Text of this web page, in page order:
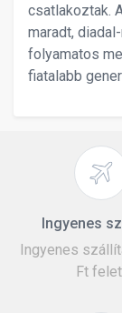
csatlakoztak.
maradt,
folyamatos
fiatalabb
Ingyenes
Ingyenes
Ft